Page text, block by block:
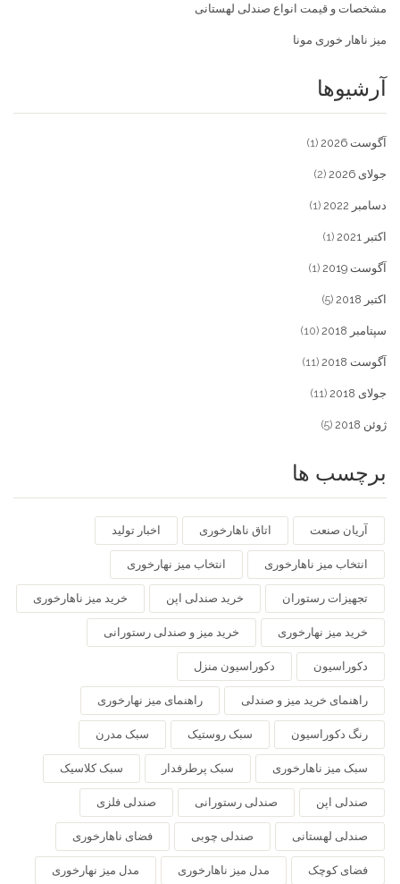
مشخصات و قیمت انواع صندلی لهستانی
میز ناهار خوری مونا
آرشیوها
آگوست 2026 (1)
جولای 2026 (2)
دسامبر 2022 (1)
اکتبر 2021 (1)
آگوست 2019 (1)
اکتبر 2018 (5)
سپتامبر 2018 (10)
آگوست 2018 (11)
جولای 2018 (11)
ژوئن 2018 (5)
برچسب ها
آریان صنعت اتاق ناهارخوری اخبار تولید
انتخاب میز ناهارخوری انتخاب میز نهارخوری
تجهیزات رستوران خرید صندلی اپن خرید میز ناهارخوری
خرید میز نهارخوری خرید میز و صندلی رستورانی
دکوراسیون دکوراسیون منزل
راهنمای خرید میز و صندلی راهنمای میز نهارخوری
رنگ دکوراسیون سبک روستیک سبک مدرن
سبک میز ناهارخوری سبک پرطرفدار سبک کلاسیک
صندلی اپن صندلی رستورانی صندلی فلزی
صندلی لهستانی صندلی چوبی فضای ناهارخوری
فضای کوچک مدل میز ناهارخوری مدل میز نهارخوری